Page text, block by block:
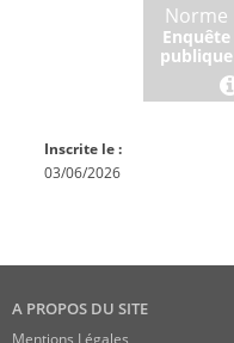
Inscrite le :
03/06/2026
Norme
Enquête
publique
A PROPOS DU SITE
Mentions Légales